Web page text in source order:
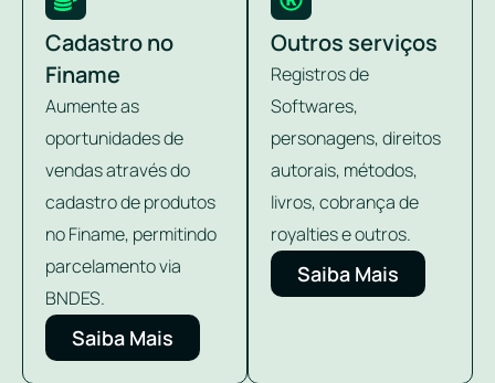
Cadastro no
Finame
Aumente as
oportunidades de
vendas através do
cadastro de produtos
no Finame, permitindo
parcelamento via
BNDES.
Saiba Mais
Outros serviços
Registros de
Softwares,
personagens, direitos
autorais, métodos,
livros, cobrança de
royalties e outros.
Saiba Mais